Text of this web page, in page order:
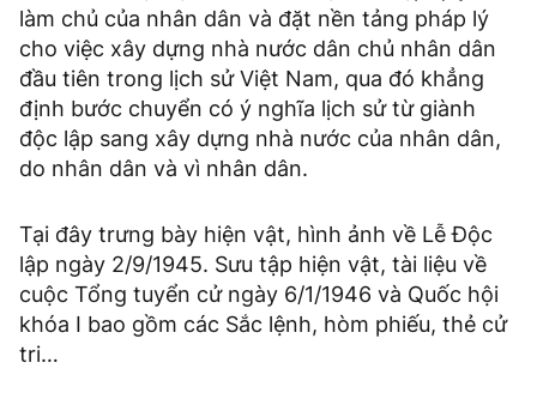
làm chủ của nhân dân và đặt nền tảng pháp lý
cho việc xây dựng nhà nước dân chủ nhân dân
đầu tiên trong lịch sử Việt Nam, qua đó khẳng
định bước chuyển có ý nghĩa lịch sử từ giành
độc lập sang xây dựng nhà nước của nhân dân,
do nhân dân và vì nhân dân.
Tại đây trưng bày hiện vật, hình ảnh về Lễ Độc
lập ngày 2/9/1945. Sưu tập hiện vật, tài liệu về
cuộc Tổng tuyển cử ngày 6/1/1946 và Quốc hội
khóa I bao gồm các Sắc lệnh, hòm phiếu, thẻ cử
tri…